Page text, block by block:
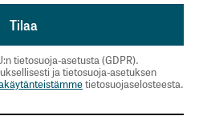
tietosuoja-asetusta (GDPR).
ja tietosuoja-asetuksen
tietosuojaselosteesta.